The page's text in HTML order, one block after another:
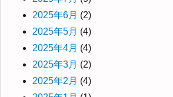
2025年6月 (2)
2025年5月 (4)
2025年4月 (4)
2025年3月 (2)
2025年2月 (4)